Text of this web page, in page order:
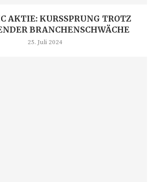
AKTIE: KURSSPRUNG TROTZ
BRANCHENSCHWÄCHE
25. Juli 2024